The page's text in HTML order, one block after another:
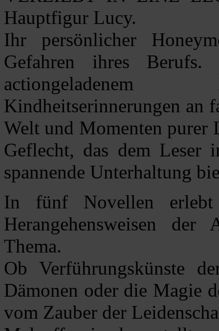
Hauptfigur Lucy.
Ihr persönlicher
Gefahren ihres
actiongeladenem
Kindheitserinnerungen an
Welt und Momenten purer
Geflecht, das dem Leser
spannende Unterhaltung
In fünf Novellen erlebt
Herangehensweisen
Thema.
Ob Verführungskünste
Dämonen oder die Magie
vom Zauber der